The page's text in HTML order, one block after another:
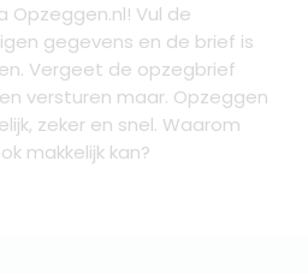
Opzeggen.nl! Vul de
gegevens en de brief is
Vergeet de opzegbrief
versturen maar. Opzeggen
zeker en snel. Waarom
makkelijk kan?